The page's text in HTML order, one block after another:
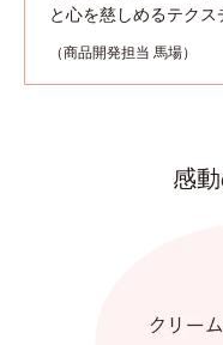
と心を慈しめるテクス
（商品開発担当 馬場）
感